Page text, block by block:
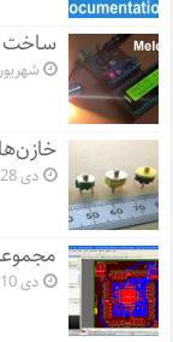
ساخت
شهریور 23,
دی 28, 1396
دی 10, 1392